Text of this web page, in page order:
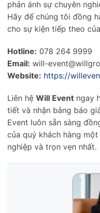
phản ánh sự chuyên
Hãy để chúng tôi đồng
cho sự kiện tiếp theo
Hotline: 078 264 9999
Email: will-
Website: https://
Liên hệ Will Event ngay
tiết và nhận bảng báo
Event luôn sẵn sàng
của quý khách hàng
nghiệp và trọn vẹn nhất.